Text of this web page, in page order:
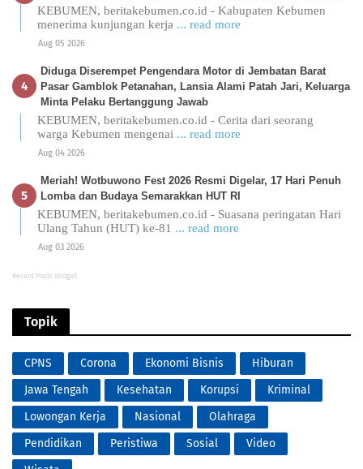
KEBUMEN, beritakebumen.co.id - Kabupaten Kebumen
menerima kunjungan kerja ... read more
Aug 05 2026
Diduga Diserempet Pengendara Motor di Jembatan Barat
Pasar Gamblok Petanahan, Lansia Alami Patah Jari, Keluarga
Minta Pelaku Bertanggung Jawab
KEBUMEN, beritakebumen.co.id - Cerita dari seorang
warga Kebumen mengenai ... read more
Aug 04 2026
Meriah! Wotbuwono Fest 2026 Resmi Digelar, 17 Hari Penuh
Lomba dan Budaya Semarakkan HUT RI
KEBUMEN, beritakebumen.co.id - Suasana peringatan Hari
Ulang Tahun (HUT) ke-81 ... read more
Aug 03 2026
Recent Posts Widget
Topik
CPNS Corona Ekonomi Bisnis
Hiburan
Jawa Tengah
Kesehatan Korupsi
Kriminal
Lowongan Kerja
Nasional
Olahraga
Pendidikan
Peristiwa Sosial
Video